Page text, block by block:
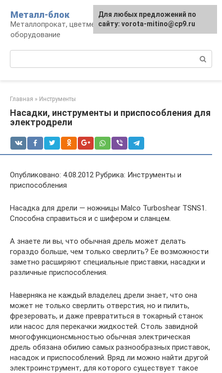
контенту
Металл-блок
Металлопрокат, цветмет, обработка и
оборудование
Главная » Инструменты
Насадки, инструменты и приспособления для
электродрели
Опубликовано: 4.08.2012 Рубрика: Инструменты и
приспособления
Насадка для дрели — ножницы Malco Turboshear TSNS1.
Способна справиться и с шифером и сланцем.
А знаете ли вы, что обычная дрель может делать
гораздо больше, чем только сверлить? Ее возможности
заметно расширяют специальные приставки, насадки и
различные приспособления.
Наверняка не каждый владелец дрели знает, что она
может не только сверлить отверстия, но и пилить,
фрезеровать, и даже превратиться в токарный станок
или насос для перекачки жидкостей. Столь завидной
многофункционсмьностью обычная электрическая
дрель обязана обилию самых разнообразных приставок,
насадок и приспособлений. Вряд ли можно найти другой
электроинструмент, для которого существует такое
Для любых предложений по
сайту: vorota-mitino@cp9.ru